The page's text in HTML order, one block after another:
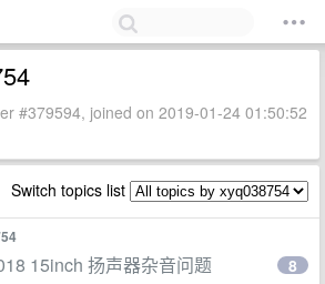
#379594, joined on 2019-01-24 01:50:52
Switch topics list
15inch 扬声器杂音问题 8